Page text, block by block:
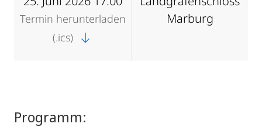
Termin herunterladen
(.ics)
Marburg
Programm: